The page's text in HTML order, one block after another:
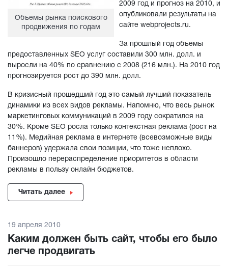
Объемы рынка поискового
продвижения по годам
2009 год и прогноз на 2010, и
опубликовали результаты на
сайте webprojects.ru.
За прошлый год объемы
предоставленных SEO услуг составили 300 млн. долл. и
выросли на 40% по сравнению с 2008 (216 млн.). На 2010 год
прогнозируется рост до 390 млн. долл.
В кризисный прошедший год это самый лучший показатель
динамики из всех видов рекламы. Напомню, что весь рынок
маркетинговых коммуникаций в 2009 году сократился на
30%. Кроме SEO росла только контекстная реклама (рост на
11%). Медийная реклама в интернете (всевозможные виды
баннеров) удержала свои позиции, что тоже неплохо.
Произошло перераспределение приоритетов в области
рекламы в пользу онлайн бюджетов.
Читать далее
19 апреля 2010
Каким должен быть сайт, чтобы его было
легче продвигать